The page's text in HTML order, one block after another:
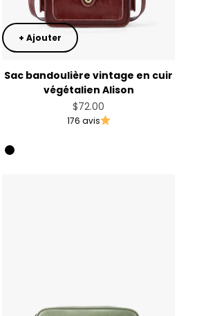
+ Ajouter
Sac bandoulière vintage en cuir
végétalien Alison
Prix de vente
$72.00
176 avis
Angola Red
Black